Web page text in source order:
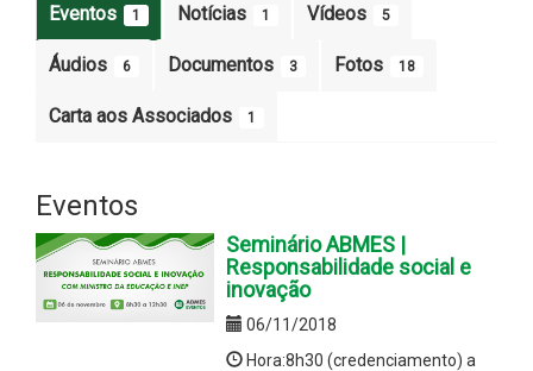
Eventos 1 Notícias 1 Vídeos 5
Áudios 6 Documentos 3 Fotos 18
Carta aos Associados 1
Eventos
Seminário ABMES |
Responsabilidade social e
inovação
06/11/2018
Hora:8h30 (credenciamento) a